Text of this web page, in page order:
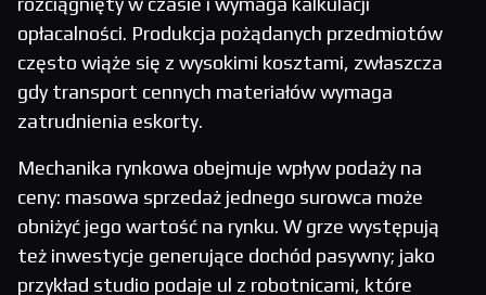
opłacalności. Produkcja pożądanych przedmiotów
często wiąże się z wysokimi kosztami, zwłaszcza
gdy transport cennych materiałów wymaga
zatrudnienia eskorty.
Mechanika rynkowa obejmuje wpływ podaży na
ceny: masowa sprzedaż jednego surowca może
obniżyć jego wartość na rynku. W grze występują
też inwestycje generujące dochód pasywny; jako
przykład studio podaje ul z robotnicami, które